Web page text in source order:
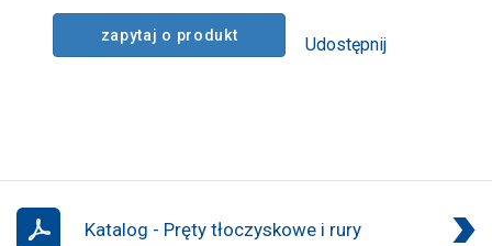
zapytaj o produkt Udostępnij
Katalog - Pręty tłoczyskowe i rury